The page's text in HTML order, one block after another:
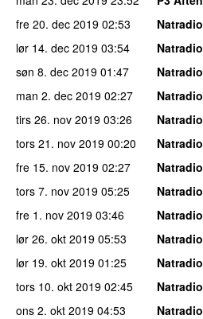
fre 20. dec 2019 02:53
Natradio
lør 14. dec 2019 03:54
Natradio
søn 8. dec 2019 01:47
Natradio
man 2. dec 2019 02:27
Natradio
tirs 26. nov 2019 03:26
Natradio
tors 21. nov 2019 00:20
Natradio
fre 15. nov 2019 02:27
Natradio
tors 7. nov 2019 05:25
Natradio
fre 1. nov 2019 03:46
Natradio
lør 26. okt 2019 05:53
Natradio
lør 19. okt 2019 01:25
Natradio
tors 10. okt 2019 02:45
Natradio
ons 2. okt 2019 04:53
Natradio